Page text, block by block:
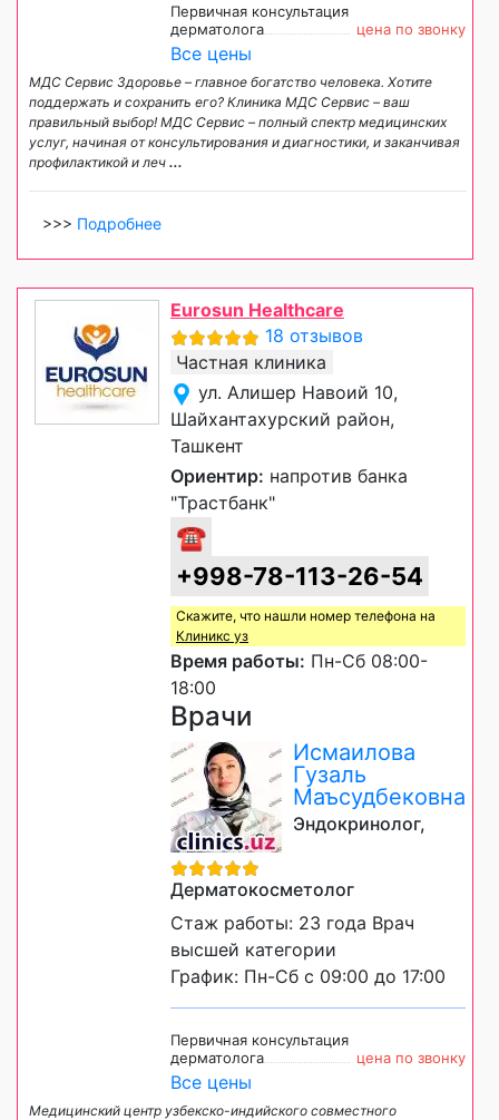
Первичная консультация
дерматолога
цена по звонку
Все цены
МДС Сервис Здоровье – главное богатство человека. Хотите
поддержать и сохранить его? Клиника МДС Сервис – ваш
правильный выбор! МДС Сервис – полный спектр медицинских
услуг, начиная от консультирования и диагностики, и заканчивая
профилактикой и леч ...
>>> Подробнее
Eurosun Healthcare
18 отзывов
Частная клиника
ул. Алишер Навоий 10,
Шайхантахурский район,
Ташкент
Ориентир: напротив банка
"Трастбанк"
☎
+998-78-113-26-54
Скажите, что нашли номер телефона на
Клиникс уз
Время работы: Пн-Сб 08:00-
18:00
Врачи
Исмаилова
Гузаль
Маъсудбековна
Эндокринолог,
Дерматокосметолог
Стаж работы: 23 года Врач
высшей категории
График: Пн-Сб с 09:00 до 17:00
Первичная консультация
дерматолога
цена по звонку
Все цены
Медицинский центр узбекско-индийского совместного